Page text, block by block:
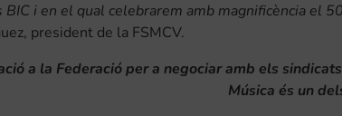
i en el qual celebrarem amb magnificència el
president de la FSMCV.
a la Federació per a negociar amb els
Música és un